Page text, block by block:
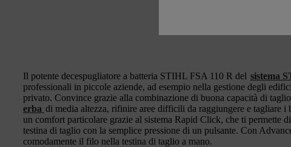
Il potente decespugliatore a batteria STIHL FSA 110 R del sistema
professionali in piccole aziende, ad esempio nella gestione degli
privato. Convince grazie alla combinazione di buona capacità di
erba di media altezza, rifinire aree difficili da raggiungere e tagliare
un comfort particolare grazie al sistema Rapid Click, che ti permette
testina di taglio con la semplice pressione di un pulsante. Con
comodamente il filo nella testina di taglio a mano.